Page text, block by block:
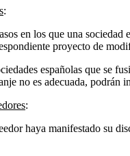
:
en los que una
proyecto de
españolas que se
no es adecuada, podrán
:
haya manifestado su